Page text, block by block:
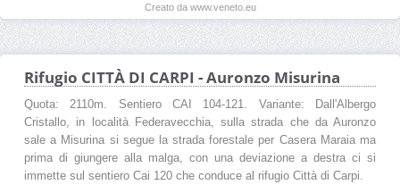
Creato da www.veneto.eu
Rifugio CITTÀ DI CARPI - Auronzo Misurina
Quota: 2110m. Sentiero CAI 104-121. Variante: Dall'Albergo
Cristallo, in località Federavecchia, sulla strada che da Auronzo
sale a Misurina si segue la strada forestale per Casera Maraia ma
prima di giungere alla malga, con una deviazione a destra ci si
immette sul sentiero Cai 120 che conduce al rifugio Città di Carpi.